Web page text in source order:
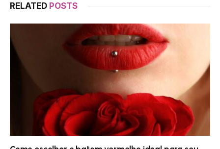
RELATED POSTS